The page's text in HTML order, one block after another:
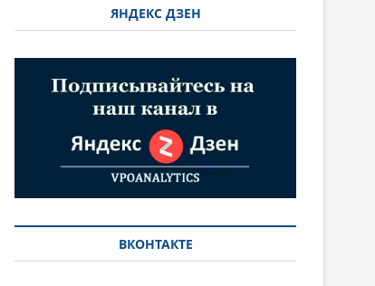
ЯНДЕКС ДЗЕН
ВКОНТАКТЕ